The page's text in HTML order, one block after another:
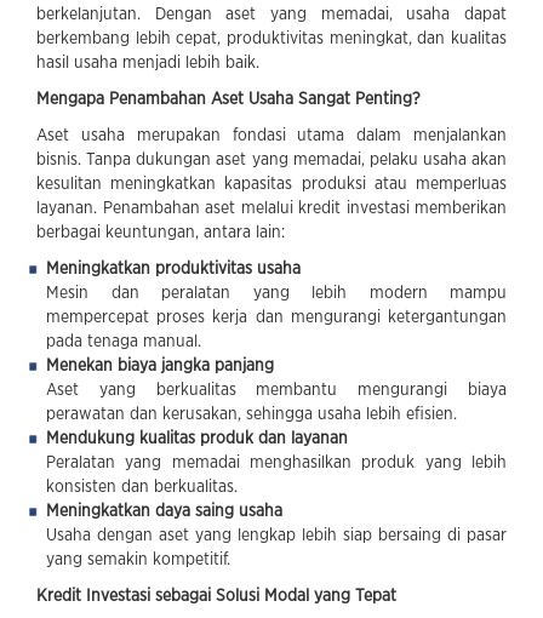
berkelanjutan. Dengan aset yang memadai, usaha dapat
berkembang lebih cepat, produktivitas meningkat, dan kualitas
hasil usaha menjadi lebih baik.
Mengapa Penambahan Aset Usaha Sangat Penting?
Aset usaha merupakan fondasi utama dalam menjalankan
bisnis. Tanpa dukungan aset yang memadai, pelaku usaha akan
kesulitan meningkatkan kapasitas produksi atau memperluas
layanan. Penambahan aset melalui kredit investasi memberikan
berbagai keuntungan, antara lain:
Meningkatkan produktivitas usaha
Mesin dan peralatan yang lebih modern mampu
mempercepat proses kerja dan mengurangi ketergantungan
pada tenaga manual.
Menekan biaya jangka panjang
Aset yang berkualitas membantu mengurangi biaya
perawatan dan kerusakan, sehingga usaha lebih efisien.
Mendukung kualitas produk dan layanan
Peralatan yang memadai menghasilkan produk yang lebih
konsisten dan berkualitas.
Meningkatkan daya saing usaha
Usaha dengan aset yang lengkap lebih siap bersaing di pasar
yang semakin kompetitif.
Kredit Investasi sebagai Solusi Modal yang Tepat